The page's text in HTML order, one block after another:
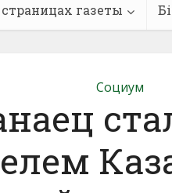
газеты
Социум